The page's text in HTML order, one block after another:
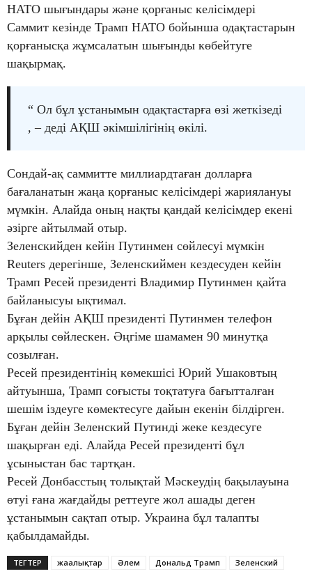
НАТО шығындары және қорғаныс келісімдері
Саммит кезінде Трамп НАТО бойынша одақтастарын
қорғанысқа жұмсалатын шығынды көбейтуге
шақырмақ.
“ Ол бұл ұстанымын одақтастарға өзі жеткізеді
, – деді АҚШ әкімшілігінің өкілі.
Сондай-ақ саммитте миллиардтаған долларға
бағаланатын жаңа қорғаныс келісімдері жариялануы
мүмкін. Алайда оның нақты қандай келісімдер екені
әзірге айтылмай отыр.
Зеленскийден кейін Путинмен сөйлесуі мүмкін
Reuters дерегінше, Зеленскиймен кездесуден кейін
Трамп Ресей президенті Владимир Путинмен қайта
байланысуы ықтимал.
Бұған дейін АҚШ президенті Путинмен телефон
арқылы сөйлескен. Әңгіме шамамен 90 минутқа
созылған.
Ресей президентінің көмекшісі Юрий Ушаковтың
айтуынша, Трамп соғысты тоқтатуға бағытталған
шешім іздеуге көмектесуге дайын екенін білдірген.
Бұған дейін Зеленский Путинді жеке кездесуге
шақырған еді. Алайда Ресей президенті бұл
ұсыныстан бас тартқан.
Ресей Донбасстың толықтай Мәскеудің бақылауына
өтуі ғана жағдайды реттеуге жол ашады деген
ұстанымын сақтап отыр. Украина бұл талапты
қабылдамайды.
ТЕГТЕР жаңалықтар Әлем Дональд Трамп Зеленский